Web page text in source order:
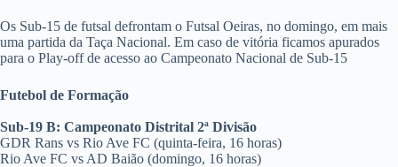
Os Sub-15 de futsal defrontam o Futsal Oeiras, no domingo, em mais
uma partida da Taça Nacional. Em caso de vitória ficamos apurados
para o Play-off de acesso ao Campeonato Nacional de Sub-15
Futebol de Formação
Sub-19 B: Campeonato Distrital 2ª Divisão
GDR Rans vs Rio Ave FC (quinta-feira, 16 horas)
Rio Ave FC vs AD Baião (domingo, 16 horas)